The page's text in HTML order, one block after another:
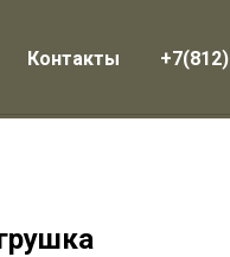
Контакты